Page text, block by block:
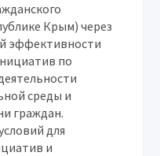
Крым) через
эффективности
по
среды и
граждан.
для
и